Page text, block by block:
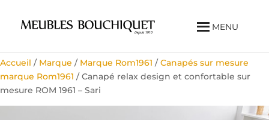
MENU
Accueil / Marque / Marque Rom1961 /Canapés sur mesure
marque Rom1961 / Canapé relax design et confortable sur
mesure ROM 1961 – Sari